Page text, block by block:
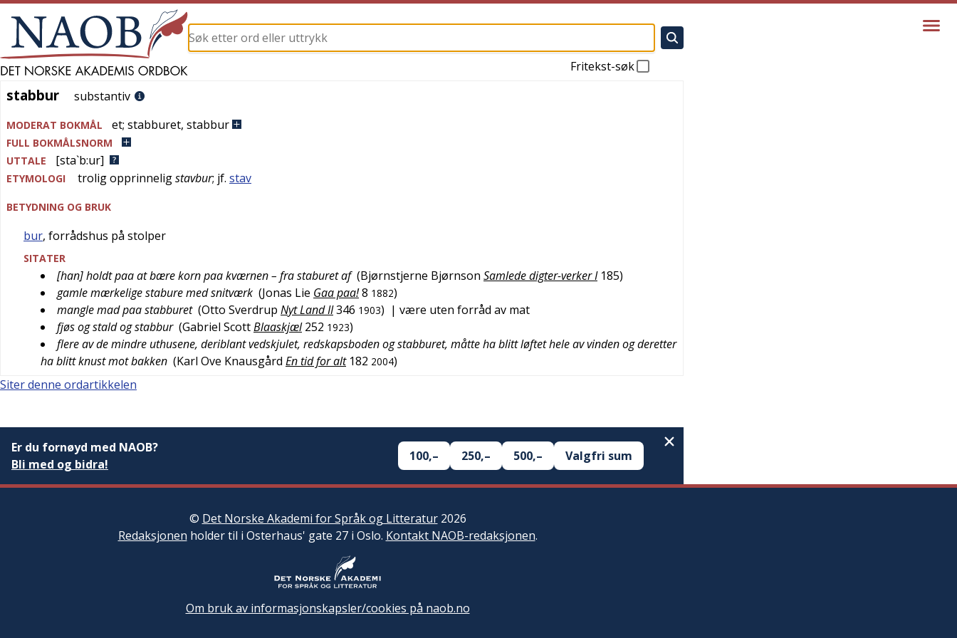
Fritekst-søk
stabbur
stabbur substantiv
MODERAT BOKMÅL et; stabburet, stabbur
FULL BOKMÅLSNORM
UTTALE
[sta`b:ur]
ETYMOLOGI trolig opprinneligstavbur; jf. stav
BETYDNING OG BRUK
bur, forrådshus på stolper
SITATER
[han] holdt paa at bære korn paa kværnen – fra staburet af (Bjørnstjerne Bjørnson Samlede digter-verker I 185)
gamle mærkelige stabure med snitværk (Jonas Lie Gaa paa!8 1882)
mangle mad paa stabburet (Otto Sverdrup Nyt Land II346 1903) | være uten forråd av mat
fjøs og stald og stabbur (Gabriel ScottBlaaskjæl 252 1923)
flere av de mindre uthusene, deriblant vedskjulet, redskapsboden og stabburet, måtte ha blitt løftet hele av vinden og deretter
ha blitt knust mot bakken (Karl Ove Knausgård En tid for alt 182 2004)
Siter denne ordartikkelen
Er du fornøyd med NAOB?
Bli med og bidra!
100,– 250,– 500,– Valgfri sum
© Det Norske Akademi for Språk og Litteratur2026
Redaksjonen holder til i Osterhaus' gate 27 i Oslo. Kontakt NAOB-redaksjonen.
Om bruk av informasjonskapsler/cookies på naob.no